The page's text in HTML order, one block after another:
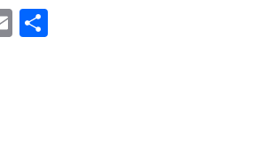
E
m
Pa
rt